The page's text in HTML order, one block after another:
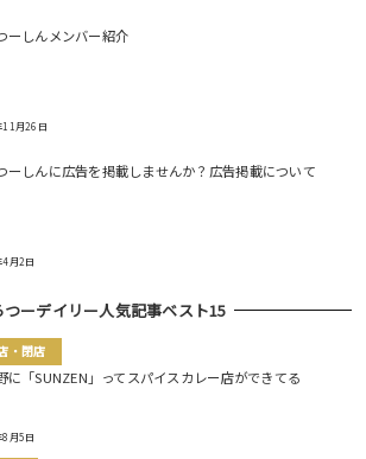
ーしんメンバー紹介
月26日
ーしんに広告を掲載しませんか？広告掲載について
月2日
つーデイリー人気記事ベスト15
・閉店
に「SUNZEN」ってスパイスカレー店ができてる
月5日